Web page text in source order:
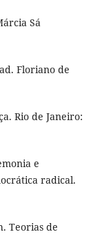
Sá
Floriano de
Rio de Janeiro:
e
radical.
Teorias de